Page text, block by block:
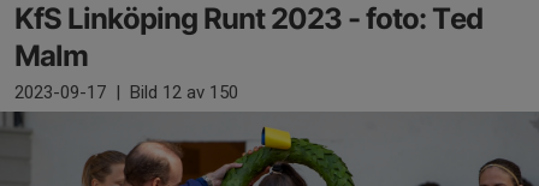
KfS Linköping Runt 2023 - foto: Ted
Malm
2023-09-17 | Bild 12 av 150